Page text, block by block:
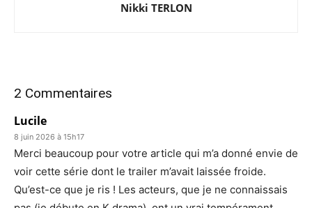
Nikki TERLON
2 Commentaires
Lucile
8 juin 2026 à 15h17
Merci beaucoup pour votre article qui m’a donné envie de
voir cette série dont le trailer m’avait laissée froide.
Qu’est-ce que je ris ! Les acteurs, que je ne connaissais